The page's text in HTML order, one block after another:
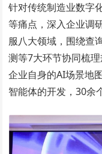
针对传统制造业数字
等痛点，深入企业调
服八大领域，围绕查
测等7大环节协同梳
企业自身的AI场景地
智能体的开发，30余